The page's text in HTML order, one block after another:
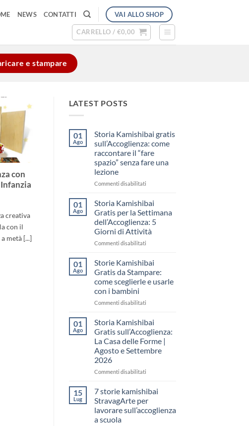
NEWS CONTATTI VAI ALLO SHOP
CARRELLO / €0,00
e stampare
con
creativa
con il
metà [...]
LATEST POSTS
01
Ago
Storia Kamishibai gratis
sull’Accoglienza: come
raccontare il “fare
spazio” senza fare una
lezione
Commenti disabilitatisu
Kamishibai
gratis
sull’Accoglienza:
come
raccontare
il
senza
fare
una
01
Ago
Storia Kamishibai
Gratis per la Settimana
dell’Accoglienza: 5
Giorni di Attività
Commenti disabilitatisu
Kamishibai
Gratis
per
la
dell’Accoglienza:
di
Attività
01
Ago
Storie Kamishibai
Gratis da Stampare:
come sceglierle e usarle
con i bambini
Commenti disabilitatisu
Kamishibai
Gratis
da
Stampare:
come
e
i
bambini
01
Ago
Storia Kamishibai
Gratis sull’Accoglienza:
La Casa delle Forme |
Agosto e Settembre
2026
Commenti disabilitatisu
Kamishibai
Gratis
sull’Accoglienza:
La
15
Lug
7 storie kamishibai
StravagArte per
lavorare sull’accoglienza
a scuola